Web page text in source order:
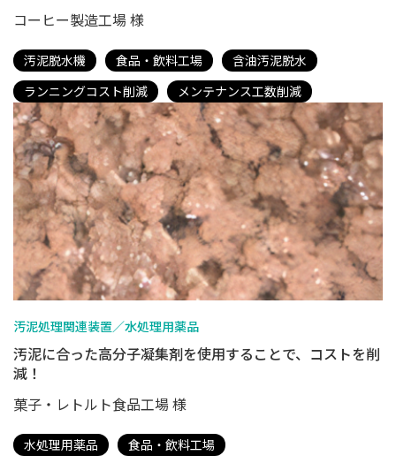
コーヒー製造工場 様
汚泥脱水機 食品・飲料工場
含油汚泥脱水
ランニングコスト削減
メンテナンス工数削減
汚泥処理関連装置／水処理用薬品
汚泥に合った高分子凝集剤を使用することで、コストを削
減！
菓子・レトルト食品工場 様
水処理用薬品
食品・飲料工場